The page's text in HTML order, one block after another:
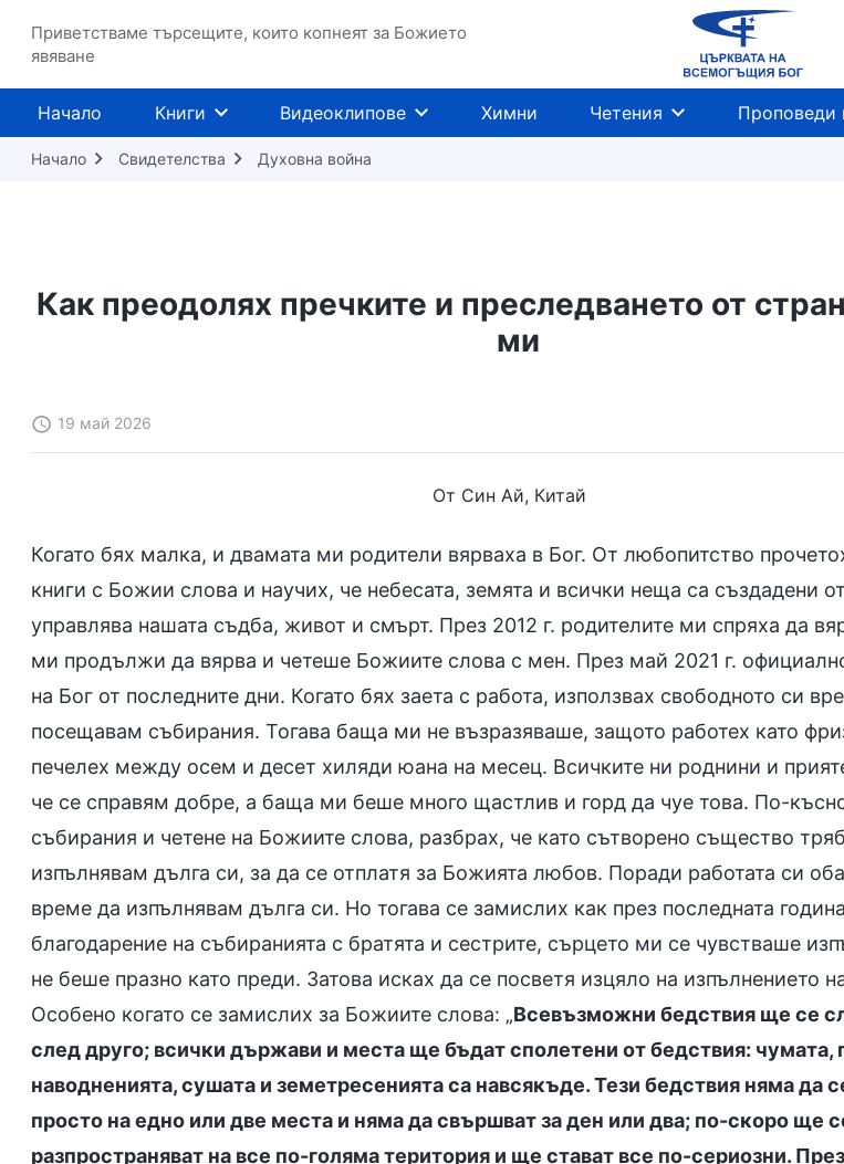
Приветстваме търсещите, които копнеят за Божието
явяване
Начало Книги Видеоклипове Химни Четения Проповеди
Начало Свидетелства Духовна война
Как преодолях пречките и преследването от
ми
19 май 2026
От Син Ай, Китай
Когато бях малка, и двамата ми родители вярваха в Бог. От любопитство
книги с Божии слова и научих, че небесата, земята и всички неща са създадени
управлява нашата съдба, живот и смърт. През 2012 г. родителите ми спряха да
ми продължи да вярва и четеше Божиите слова с мен. През май 2021 г.
на Бог от последните дни. Когато бях заета с работа, използвах свободното си
посещавам събирания. Тогава баща ми не възразяваше, защото работех като
печелех между осем и десет хиляди юана на месец. Всичките ни роднини и
че се справям добре, а баща ми беше много щастлив и горд да чуе това. По-
събирания и четене на Божиите слова, разбрах, че като сътворено същество
изпълнявам дълга си, за да се отплатя за Божията любов. Поради работата си
време да изпълнявам дълга си. Но тогава се замислих как през последната
благодарение на събиранията с братята и сестрите, сърцето ми се чувстваше
не беше празно като преди. Затова исках да се посветя изцяло на изпълнението
Особено когато се замислих за Божиите слова: „Всевъзможни бедствия ще се
след друго; всички държави и места ще бъдат сполетени от бедствия: чумата,
наводненията, сушата и земетресенията са навсякъде. Тези бедствия няма да
просто на едно или две места и няма да свършват за ден или два; по-скоро ще
разпространяват на все по-голяма територия и ще стават все по-сериозни.